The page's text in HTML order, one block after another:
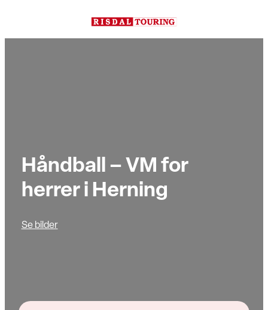
Håndball – VM for
herrer i Herning
Se bilder